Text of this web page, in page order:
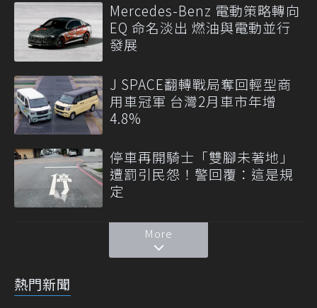
Mercedes-Benz 電動策略轉向
EQ 命名淡出 燃油與電動並行
發展
J SPACE翻轉戰局奪回輕型商
用車冠軍 台灣2月車市年增
4.8%
停車再開騎士「雙腳未著地」
遭罰引民怨！警回覆：這是規
定
More
熱門新聞